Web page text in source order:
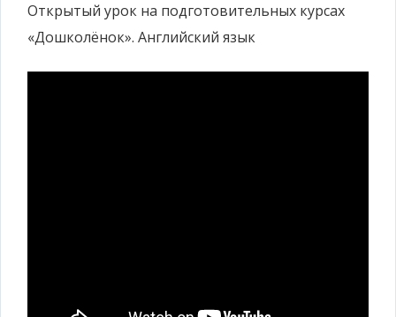
Открытый урок на подготовительных курсах
«Дошколёнок». Английский язык